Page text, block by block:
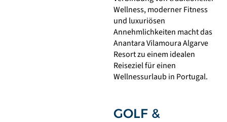
Wellness, moderner Fitness
und luxuriösen
Annehmlichkeiten macht das
Anantara Vilamoura Algarve
Resort zu einem idealen
Reiseziel für einen
Wellnessurlaub in Portugal.
GOLF &